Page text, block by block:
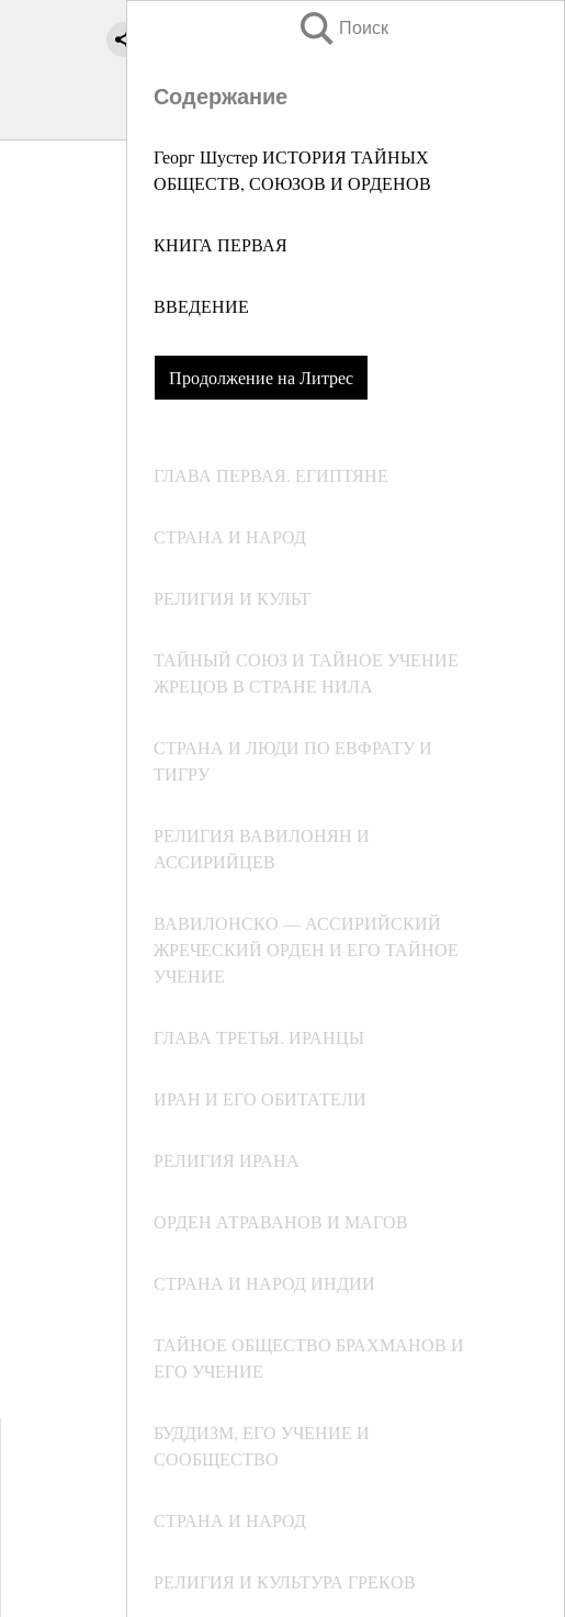
Поиск
Содержание
Георг Шустер ИСТОРИЯ ТАЙНЫХ
ОБЩЕСТВ, СОЮЗОВ И ОРДЕНОВ
КНИГА ПЕРВАЯ
ВВЕДЕНИЕ
Продолжение на Литрес
ГЛАВА ПЕРВАЯ. ЕГИПТЯНЕ
СТРАНА И НАРОД
РЕЛИГИЯ И КУЛЬТ
ТАЙНЫЙ СОЮЗ И ТАЙНОЕ УЧЕНИЕ
ЖРЕЦОВ В СТРАНЕ НИЛА
СТРАНА И ЛЮДИ ПО ЕВФРАТУ И
ТИГРУ
РЕЛИГИЯ ВАВИЛОНЯН И
АССИРИЙЦЕВ
ВАВИЛОНСКО — АССИРИЙСКИЙ
ЖРЕЧЕСКИЙ ОРДЕН И ЕГО ТАЙНОЕ
УЧЕНИЕ
ГЛАВА ТРЕТЬЯ. ИРАНЦЫ
ИРАН И ЕГО ОБИТАТЕЛИ
РЕЛИГИЯ ИРАНА
ОРДЕН АТРАВАНОВ И МАГОВ
СТРАНА И НАРОД ИНДИИ
ТАЙНОЕ ОБЩЕСТВО БРАХМАНОВ И
ЕГО УЧЕНИЕ
БУДДИЗМ, ЕГО УЧЕНИЕ И
СООБЩЕСТВО
СТРАНА И НАРОД
РЕЛИГИЯ И КУЛЬТУРА ГРЕКОВ